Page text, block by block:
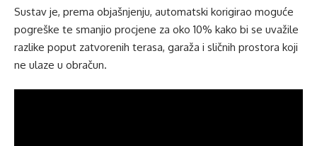
Sustav je, prema objašnjenju, automatski korigirao moguće
pogreške te smanjio procjene za oko 10% kako bi se uvažile
razlike poput zatvorenih terasa, garaža i sličnih prostora koji
ne ulaze u obračun.